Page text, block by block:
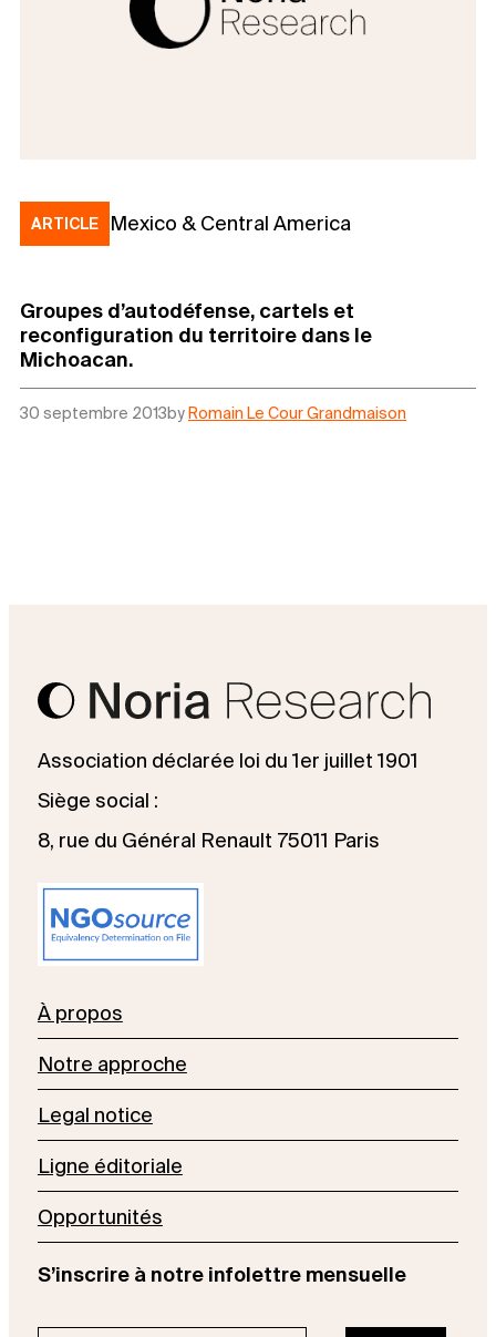
ARTICLE Mexico & Central America
Groupes d’autodéfense, cartels et
reconfiguration du territoire dans le
Michoacan.
30 septembre 2013by Romain Le Cour Grandmaison
Association déclarée loi du 1er juillet 1901
Siège social :
8, rue du Général Renault 75011 Paris
À propos
Notre approche
Legal notice
Ligne éditoriale
Opportunités
S’inscrire à notre infolettre mensuelle